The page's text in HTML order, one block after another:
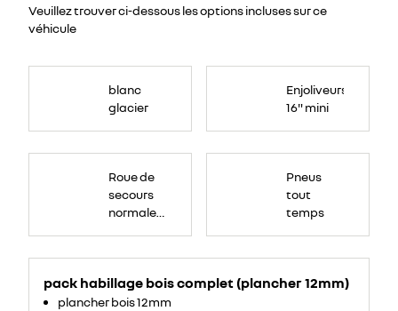
Veuillez trouver ci-dessous les options incluses sur ce
véhicule
blanc
glacier
Enjoliveurs
16" mini
Roue de
secours
normale
Pneus
tout
temps
pack habillage bois complet (plancher 12mm)
plancher bois 12mm